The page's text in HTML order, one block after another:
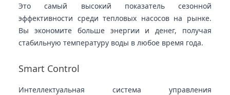
Это самый высокий показатель сезонной
эффективности среди тепловых насосов на рынке.
Вы экономите больше энергии и денег, получая
стабильную температуру воды в любое время года.
Smart Control
Интеллектуальная система управления